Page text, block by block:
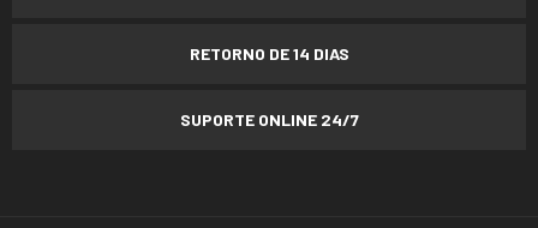
RETORNO DE 14 DIAS
SUPORTE ONLINE 24/7